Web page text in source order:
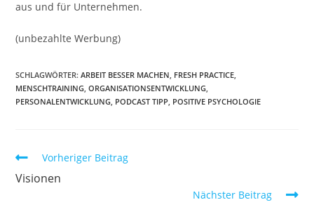
aus und für Unternehmen.
(unbezahlte Werbung)
SCHLAGWÖRTER:ARBEIT BESSER MACHEN, FRESH PRACTICE,
MENSCHTRAINING, ORGANISATIONSENTWICKLUNG,
PERSONALENTWICKLUNG, PODCAST TIPP, POSITIVE PSYCHOLOGIE
Weitere
ansehen
Vorheriger Beitrag
Visionen
Nächster Beitrag